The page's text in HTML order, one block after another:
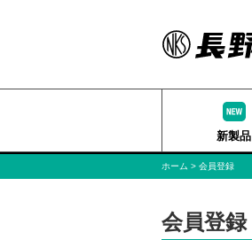
新製品
ホーム 会員登録
会員登録